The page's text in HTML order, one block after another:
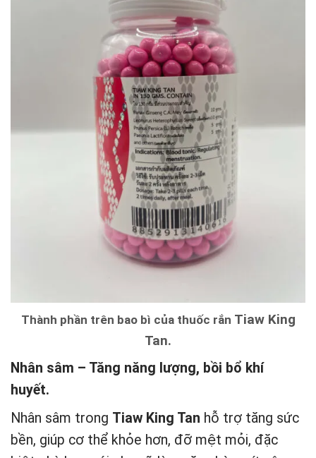
Thành phần trên bao bì của thuốc rắn Tiaw King
Tan.
Nhân sâm – Tăng năng lượng, bồi bổ khí
huyết.
Nhân sâm trong Tiaw King Tan hỗ trợ tăng sức
bền, giúp cơ thể khỏe hơn, đỡ mệt mỏi, đặc